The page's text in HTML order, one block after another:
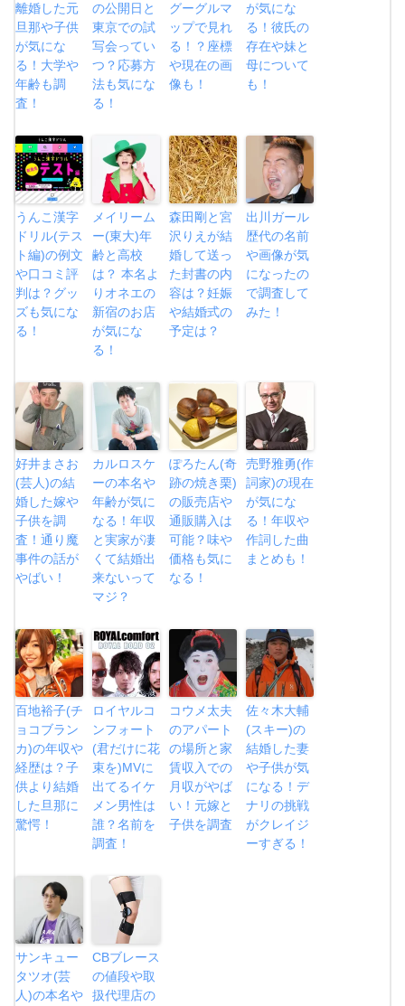
離婚した元
旦那や子供
が気にな
る！大学や
年齢も調
査！
の公開日と
東京での試
写会ってい
つ？応募方
法も気にな
る！
グーグルマ
ップで見れ
る！？座標
や現在の画
像も！
が気にな
る！彼氏の
存在や妹と
母について
も！
うんこ漢字
ドリル(テス
ト編)の例文
や口コミ評
判は？グッ
ズも気にな
る！
メイリーム
ー(東大)年
齢と高校
は？ 本名よ
りオネエの
新宿のお店
が気にな
る！
森田剛と宮
沢りえが結
婚して送っ
た封書の内
容は？妊娠
や結婚式の
予定は？
出川ガール
歴代の名前
や画像が気
になったの
で調査して
みた！
好井まさお
(芸人)の結
婚した嫁や
子供を調
査！通り魔
事件の話が
やばい！
カルロスケ
ーの本名や
年齢が気に
なる！年収
と実家が凄
くて結婚出
来ないって
マジ？
ぽろたん(奇
跡の焼き栗)
の販売店や
通販購入は
可能？味や
価格も気に
なる！
売野雅勇(作
詞家)の現在
が気にな
る！年収や
作詞した曲
まとめも！
百地裕子(チ
ョコブラン
カ)の年収や
経歴は？子
供より結婚
した旦那に
驚愕！
ロイヤルコ
ンフォート
(君だけに花
束を)MVに
出てるイケ
メン男性は
誰？名前を
調査！
コウメ太夫
のアパート
の場所と家
賃収入での
月収がやば
い！元嫁と
子供を調査
佐々木大輔
(スキー)の
結婚した妻
や子供が気
になる！デ
ナリの挑戦
がクレイジ
ーすぎる！
サンキュー
タツオ(芸
人)の本名や
CBブレース
の値段や取
扱代理店の